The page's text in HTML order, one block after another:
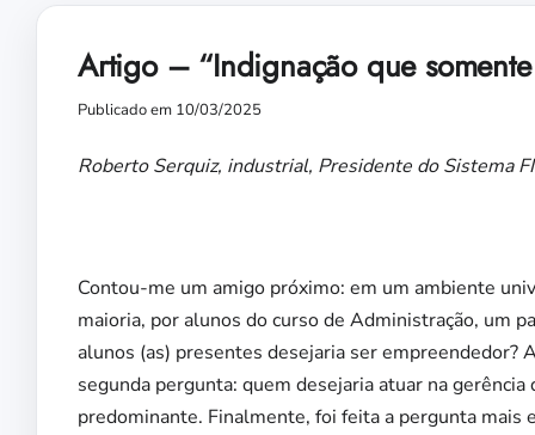
Artigo – “Indignação que
Publicado em 10/03/2025
Roberto Serquiz, industrial, Presidente do Sistema
Contou-me um amigo próximo: em um ambiente
maioria, por alunos do curso de Administração, um
alunos (as) presentes desejaria ser empreendedor?
segunda pergunta: quem desejaria atuar na
predominante. Finalmente, foi feita a pergunta